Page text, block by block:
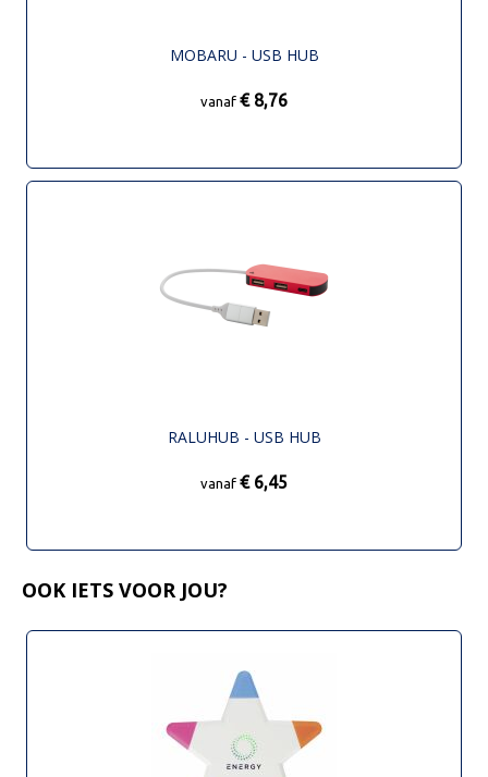
MOBARU - USB HUB
vanaf € 8,76
RALUHUB - USB HUB
vanaf € 6,45
OOK IETS VOOR JOU?